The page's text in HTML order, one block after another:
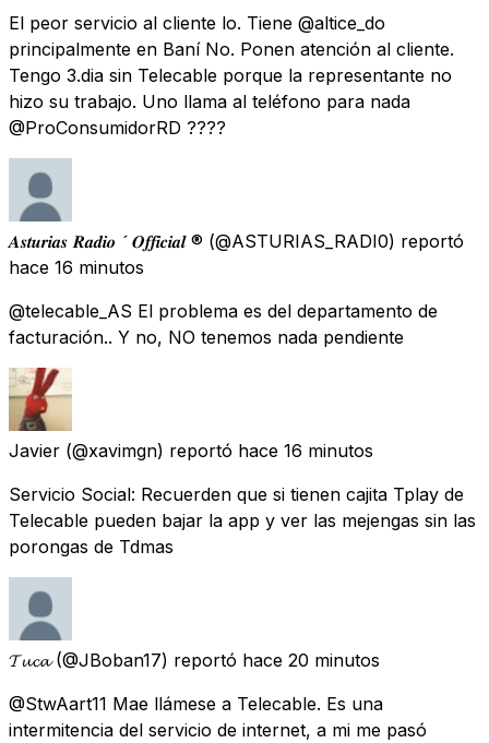
El peor servicio al cliente lo. Tiene @altice_do
principalmente en Baní No. Ponen atención al cliente.
Tengo 3.dia sin Telecable porque la representante no
hizo su trabajo. Uno llama al teléfono para nada
@ProConsumidorRD ????
𝑨𝒔𝒕𝒖𝒓𝒊𝒂𝒔 𝑹𝒂𝒅𝒊𝒐  𝑶𝒇𝒇𝒊𝒄𝒊𝒂𝒍 ® (@ASTURIAS_RADI0) reportó
hace 16 minutos
@telecable_AS El problema es del departamento de
facturación.. Y no, NO tenemos nada pendiente
Javier (@xavimgn) reportó hace 16 minutos
Servicio Social: Recuerden que si tienen cajita Tplay de
Telecable pueden bajar la app y ver las mejengas sin las
porongas de Tdmas
𝓣𝓾𝓬𝓪 (@JBoban17) reportó hace 20 minutos
@StwAart11 Mae llámese a Telecable. Es una
intermitencia del servicio de internet, a mi me pasó